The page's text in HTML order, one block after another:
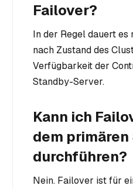
Failover?
In der Regel dauert es
nach Zustand des
Verfügbarkeit der
Standby-Server.
Kann ich
dem
durchführen?
Nein. Failover ist für